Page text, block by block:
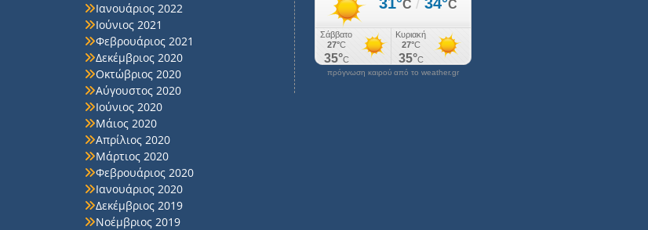
Ιανουάριος 2022
Ιούνιος 2021
Φεβρουάριος 2021
Δεκέμβριος 2020
Οκτώβριος 2020
Αύγουστος 2020
Ιούνιος 2020
Μάιος 2020
Απρίλιος 2020
Μάρτιος 2020
Φεβρουάριος 2020
Ιανουάριος 2020
Δεκέμβριος 2019
Νοέμβριος 2019
πρόγνωση καιρού από το weather.gr